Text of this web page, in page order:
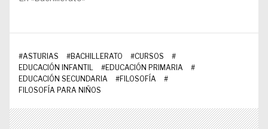
#ASTURIAS #BACHILLERATO #CURSOS
#
EDUCACIÓN INFANTIL
#EDUCACIÓN PRIMARIA
#
EDUCACIÓN SECUNDARIA
#FILOSOFÍA
#
FILOSOFÍA PARA NIÑOS